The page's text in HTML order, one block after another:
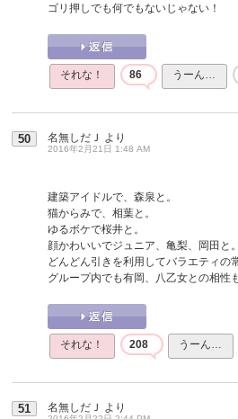
ゴリ押しでも何でもないじゃない！
それな！ 86 うーん…
50 名無しだＪ より
2016年2月21日 1:48 AM
建築アイドルで、森泉と。
猫からみで、相葉と。
ゆるボケで桜井と。
顔かわいいでジュニア、亀梨、岡田と。
どんどん引きを利用してバラエティの
グループ内でも有岡、八乙女との相性
それな！ 208 うーん…
51 名無しだＪ より